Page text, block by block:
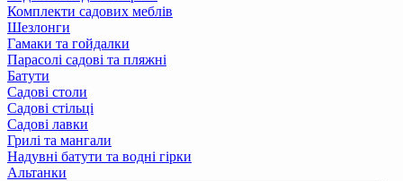
Комплекти садових меблів
Шезлонги
Гамаки та гойдалки
Парасолі садові та пляжні
Батути
Садові столи
Садові стільці
Садові лавки
Грилі та мангали
Надувні батути та водні гірки
Альтанки